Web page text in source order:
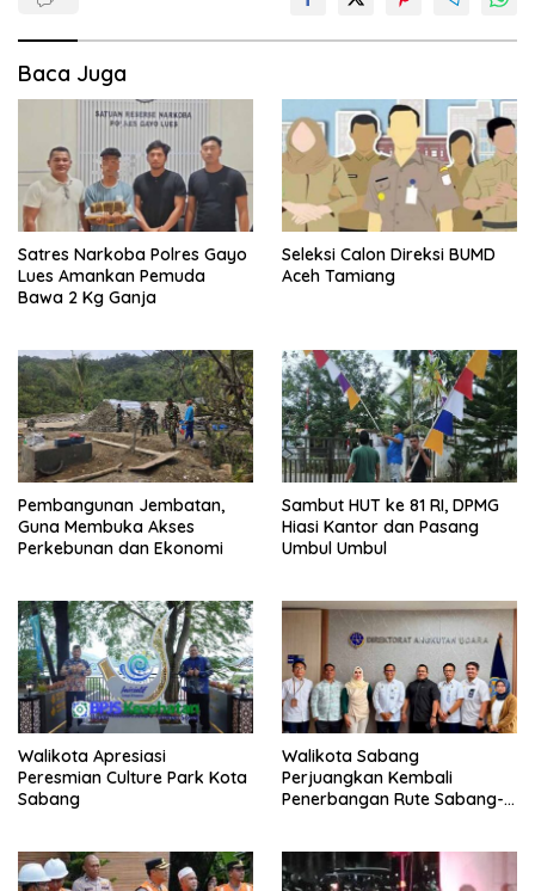
Baca Juga
Satres Narkoba Polres Gayo
Lues Amankan Pemuda
Bawa 2 Kg Ganja
Seleksi Calon Direksi BUMD
Aceh Tamiang
Pembangunan Jembatan,
Guna Membuka Akses
Perkebunan dan Ekonomi
Sambut HUT ke 81 RI, DPMG
Hiasi Kantor dan Pasang
Umbul Umbul
Walikota Apresiasi
Peresmian Culture Park Kota
Sabang
Walikota Sabang
Perjuangkan Kembali
Penerbangan Rute Sabang-